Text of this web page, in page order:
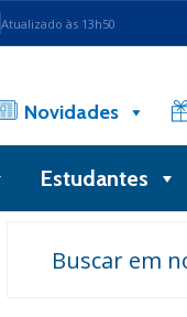
Atualizado às 13h50
Novidades
Estudantes